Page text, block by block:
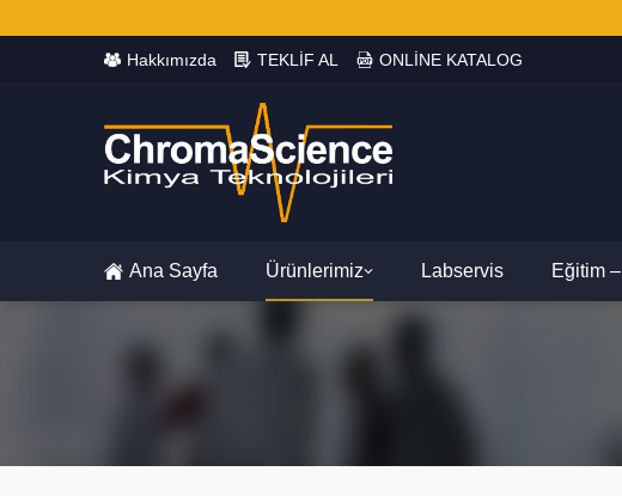
Hakkımızda TEKLİF AL ONLİNE KATALOG
Ana Sayfa Ürünlerimiz Labservis Eğitim